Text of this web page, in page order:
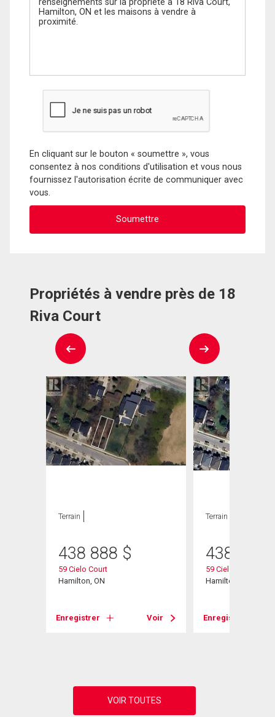
En cliquant sur le bouton « soumettre », vous
consentez à nos conditions d'utilisation et vous nous
fournissez l'autorisation écrite de communiquer avec
vous.
Propriétés à vendre près de 18
Riva Court
Terrain
438 888 $
59 Cielo Court
Hamilton, ON
Enregistrer Voir
Terrain
438 888
59 Cielo Court
Hamilton, ON
Enregistrer